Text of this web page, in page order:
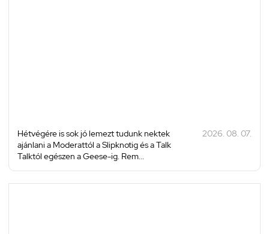
Hétvégére is sok jó lemezt tudunk nektek
ajánlani a Moderattól a Slipknotig és a Talk
Talktól egészen a Geese-ig. Rem...
2026. 08. 07.